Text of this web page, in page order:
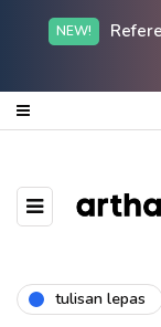
NEW!
tulisan lepas